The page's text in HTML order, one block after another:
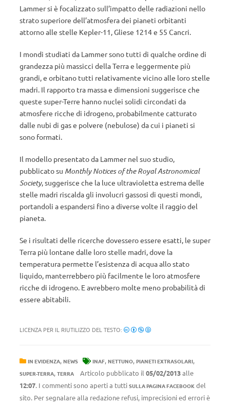
Lammer si è focalizzato sull’impatto delle radiazioni nello
strato superiore dell’atmosfera dei pianeti orbitanti
attorno alle stelle Kepler-11, Gliese 1214 e 55 Cancri.
I mondi studiati da Lammer sono tutti di qualche ordine di
grandezza più massicci della Terra e leggermente più
grandi, e orbitano tutti relativamente vicino alle loro stelle
madri. Il rapporto tra massa e dimensioni suggerisce che
queste super-Terre hanno nuclei solidi circondati da
atmosfere ricche di idrogeno, probabilmente catturato
dalle nubi di gas e polvere (nebulose) da cui i pianeti si
sono formati.
Il modello presentato da Lammer nel suo studio,
pubblicato su Monthly Notices of the Royal Astronomical
Society, suggerisce che la luce ultravioletta estrema delle
stelle madri riscalda gli involucri gassosi di questi mondi,
portandoli a espandersi fino a diverse volte il raggio del
pianeta.
Se i risultati delle ricerche dovessero essere esatti, le super
Terra più lontane dalle loro stelle madri, dove la
temperatura permette l’esistenza di acqua allo stato
liquido, manterrebbero più facilmente le loro atmosfere
ricche di idrogeno. E avrebbero molte meno probabilità di
essere abitabili.
LICENZA PER IL RIUTILIZZO DEL TESTO:
IN EVIDENZA, NEWS INAF, NETTUNO, PIANETI EXTRASOLARI,
SUPER-TERRA, TERRA Articolo pubblicato il 05/02/2013alle
12:07. I commenti sono aperti a tutti SULLA PAGINA FACEBOOK del
sito. Per segnalare alla redazione refusi, imprecisioni ed errori è